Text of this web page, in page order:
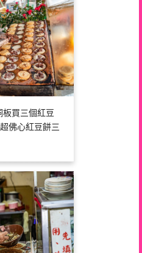
買三個紅豆
佛心紅豆餅三